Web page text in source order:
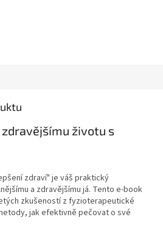
životu s
zdraví" je váš praktický
a zdravějšímu já. Tento e-book
zkušeností z fyzioterapeutické
jak efektivně pečovat o své